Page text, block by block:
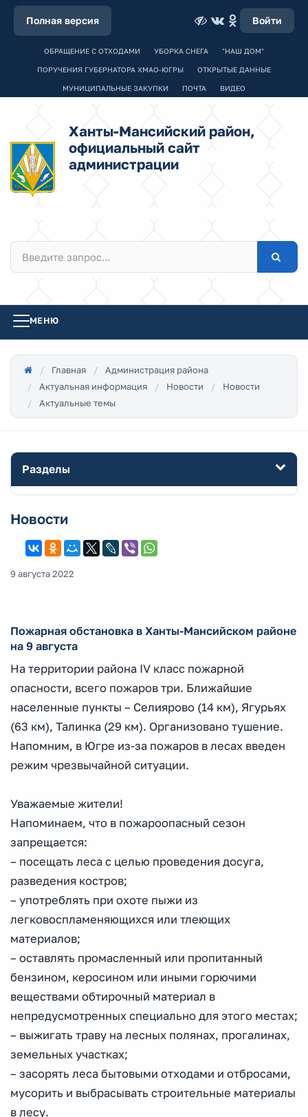
Полная версия Войти
ОБРАЩЕНИЕ С ОТХОДАМИ УБОРКА СНЕГА "НАШ ДОМ"
ПОРУЧЕНИЯ ГУБЕРНАТОРА ХМАО-ЮГРЫ ОТКРЫТЫЕ ДАННЫЕ
МУНИЦИПАЛЬНЫЕ ЗАКУПКИ ПОЧТА ВИДЕО
Ханты-Мансийский район,
официальный сайт
администрации
МЕНЮ
Главная
Администрация района
Актуальная информация
Новости
Новости
Актуальные темы
Разделы
Новости
9 августа 2022
Пожарная обстановка в Ханты-Мансийском районе
на 9 августа
На территории района IV класс пожарной
опасности, всего пожаров три. Ближайшие
населенные пункты – Селиярово (14 км), Ягурьях
(63 км), Талинка (29 км). Организовано тушение.
Напомним, в Югре из-за пожаров в лесах введен
режим чрезвычайной ситуации.
Уважаемые жители!
Напоминаем, что в пожароопасный сезон
запрещается:
– посещать леса с целью проведения досуга,
разведения костров;
– употреблять при охоте пыжи из
легковоспламеняющихся или тлеющих
материалов;
– оставлять промасленный или пропитанный
бензином, керосином или иными горючими
веществами обтирочный материал в
непредусмотренных специально для этого местах;
– выжигать траву на лесных полянах, прогалинах,
земельных участках;
– засорять леса бытовыми отходами и отбросами,
мусорить и выбрасывать строительные материалы
в лесу.